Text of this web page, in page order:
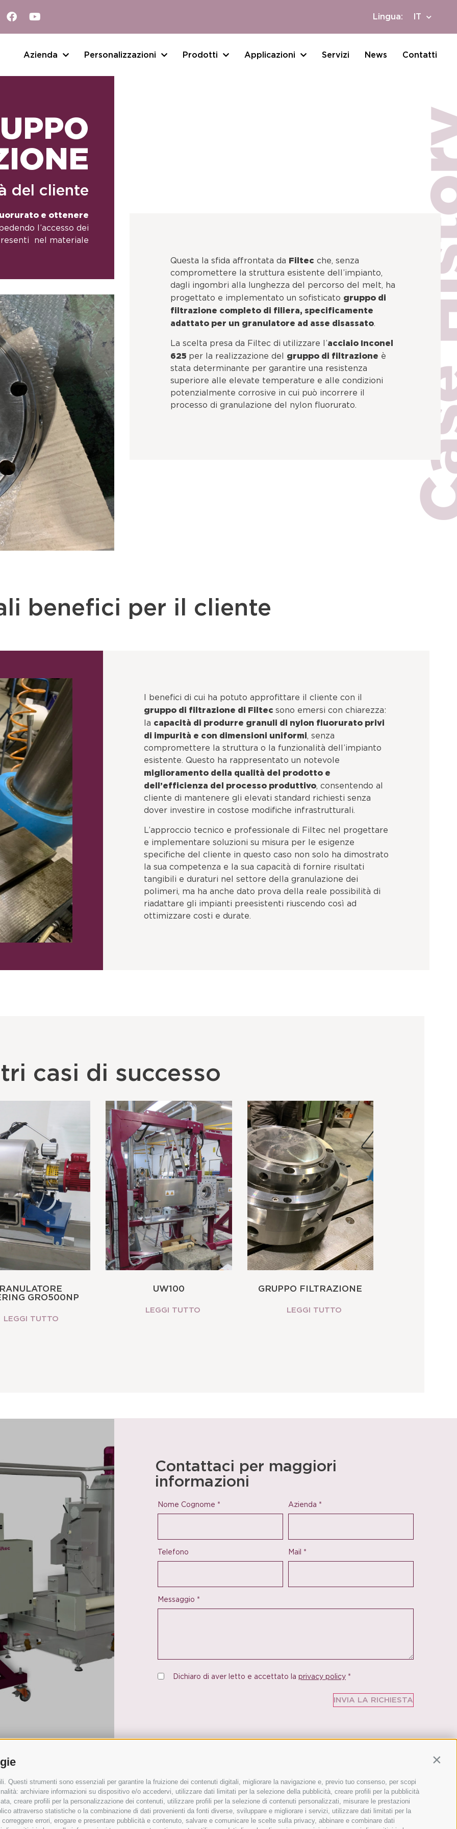
Questi strumenti sono essenziali per garantire la fruizione dei contenuti digitali, migliorare la navigazione e, previo tuo consenso, per scopi
archiviare informazioni su dispositivo e/o accedervi, utilizzare dati limitati per la selezione della pubblicità, creare profili per la pubblicità
creare profili per la personalizzazione dei contenuti, utilizzare profili per la selezione di contenuti personalizzati, misurare le prestazioni
attraverso statistiche o la combinazione di dati provenienti da fonti diverse, sviluppare e migliorare i servizi, utilizzare dati limitati per la
errori, erogare e presentare pubblicità e contenuto, salvare e comunicare le scelte sulla privacy, abbinare e combinare dati
Lingua: IT
Azienda Personalizzazioni Prodotti Applicazioni Servizi News Contatti
del cliente
e ottenere
l’accesso dei
nel materiale
Questa la sfida affrontata da Filtec che, senza
compromettere la struttura esistente dell’impianto,
dagli ingombri alla lunghezza del percorso del melt, ha
progettato e implementato un sofisticato gruppo di
filtrazione completo di filiera, specificamente
adattato per un granulatore ad asse disassato.
La scelta presa da Filtec di utilizzare l’acciaio Inconel
625 per la realizzazione del gruppo di filtrazione è
stata determinante per garantire una resistenza
superiore alle elevate temperature e alle condizioni
potenzialmente corrosive in cui può incorrere il
processo di granulazione del nylon fluorurato.
benefici per il cliente
I benefici di cui ha potuto approfittare il cliente con il
gruppo di filtrazione di Filtec sono emersi con chiarezza:
la capacità di produrre granuli di nylon fluorurato privi
di impurità e con dimensioni uniformi, senza
compromettere la struttura o la funzionalità dell’impianto
esistente. Questo ha rappresentato un notevole
miglioramento della qualità del prodotto e
dell’efficienza del processo produttivo, consentendo al
cliente di mantenere gli elevati standard richiesti senza
dover investire in costose modifiche infrastrutturali.
L’approccio tecnico e professionale di Filtec nel progettare
e implementare soluzioni su misura per le esigenze
specifiche del cliente in questo caso non solo ha dimostrato
la sua competenza e la sua capacità di fornire risultati
tangibili e duraturi nel settore della granulazione dei
polimeri, ma ha anche dato prova della reale possibilità di
riadattare gli impianti preesistenti riuscendo così ad
ottimizzare costi e durate.
casi di successo
GRO500NP
LEGGI TUTTO
UW100
LEGGI TUTTO
GRUPPO FILTRAZIONE
LEGGI TUTTO
Contattaci per maggiori
informazioni
Nome Cognome *
Telefono
Azienda *
Mail *
Messaggio *
Dichiaro di aver letto e accettato laprivacy policy *
il tuo progetto e richiedi un preventivo
le nostre soluzioni
Siamo membri ufficiali: